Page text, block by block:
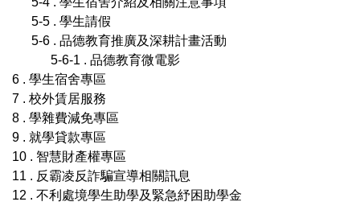
5-5 . 學生請假
5-6 . 品德教育推廣及深耕計畫活動
5-6-1 . 品德教育微電影
6 . 學生宿舍專區
7 . 校外賃居服務
8 . 學雜費減免專區
9 . 就學貸款專區
10 . 智慧財產權專區
11 . 反霸凌反詐騙宣導相關訊息
12 . 不利處境學生助學及緊急紓困助學金